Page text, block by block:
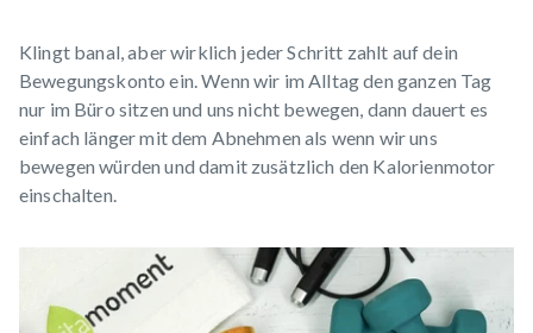
Klingt banal, aber wirklich jeder Schritt zahlt auf dein
Bewegungskonto ein. Wenn wir im Alltag den ganzen Tag
nur im Büro sitzen und uns nicht bewegen, dann dauert es
einfach länger mit dem Abnehmen als wenn wir uns
bewegen würden und damit zusätzlich den Kalorienmotor
einschalten.